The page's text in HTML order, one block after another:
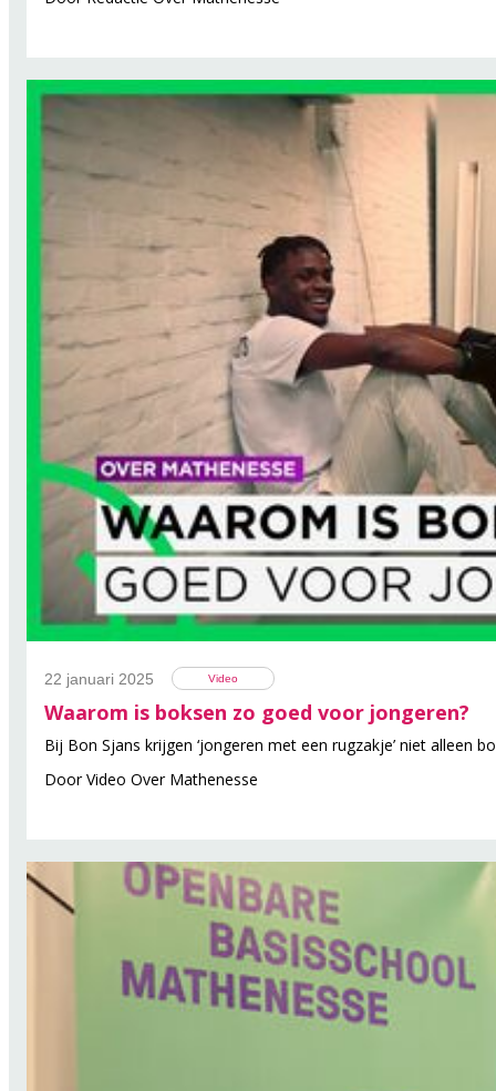
22 januari 2025 Video
Waarom is boksen zo goed voor jongeren?
Bij Bon Sjans krijgen ‘jongeren met een rugzakje’ niet alleen
DoorVideo Over Mathenesse